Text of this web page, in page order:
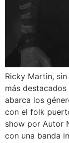
Ricky Martin,
más
abarca los
con el folk
show por Autor
con una banda